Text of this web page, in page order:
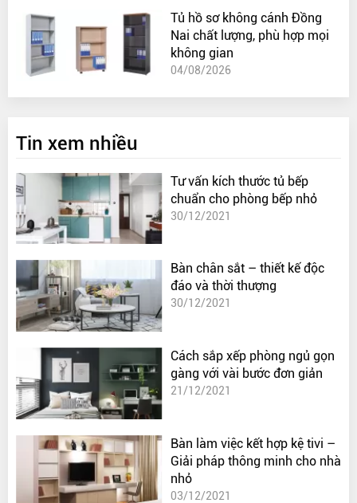
Tủ hồ sơ không cánh Đồng
Nai chất lượng, phù hợp mọi
không gian
04/08/2026
Tin xem nhiều
Tư vấn kích thước tủ bếp
chuẩn cho phòng bếp nhỏ
30/12/2021
Bàn chân sắt – thiết kế độc
đáo và thời thượng
30/12/2021
Cách sắp xếp phòng ngủ gọn
gàng với vài bước đơn giản
21/12/2021
Bàn làm việc kết hợp kệ tivi –
Giải pháp thông minh cho nhà
nhỏ
03/12/2021